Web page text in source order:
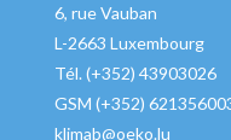
6, rue Vauban
L-2663 Luxembourg
Tél. (+352) 43903026
GSM (+352)
klimab@oeko.lu